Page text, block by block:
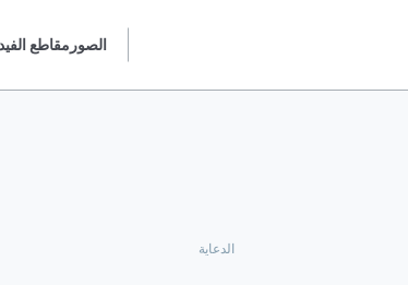
الصور مقاطع